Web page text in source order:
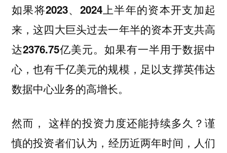
如果将2023、2024上半年的资本开支加起
来，这四大巨头过去一年半的资本开支共高
达2376.75亿美元。 如果有一半用于数据中
心，也有千亿美元的规模，足以支撑英伟达
数据中心业务的高增长。
然而， 这样的投资力度还能持续多久？谨
慎的投资者们认为， 经历近两年时间，人们